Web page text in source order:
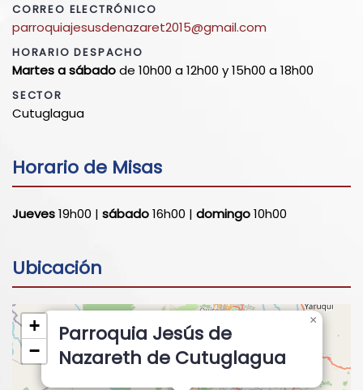
CORREO ELECTRÓNICO
parroquiajesusdenazaret2015@gmail.com
HORARIO DESPACHO
Martes a sábadode 10h00 a 12h00 y 15h00 a 18h00
SECTOR
Cutuglagua
Horario de Misas
Jueves19h00 | sábado16h00 | domingo10h00
Ubicación
Parroquia Jesús de
Nazareth de Cutuglagua
×
+
−